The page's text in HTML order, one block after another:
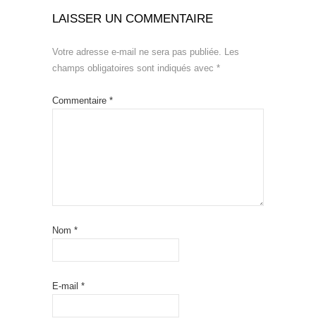
LAISSER UN COMMENTAIRE
Votre adresse e-mail ne sera pas publiée.
Les
champs obligatoires sont indiqués avec *
Commentaire *
Nom *
E-mail *